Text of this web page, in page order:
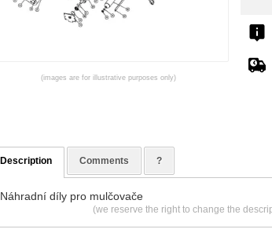
(images are for illustrative purposes only)
Description Comments ?
Náhradní díly pro mulčovače
(we reserve the right to change the